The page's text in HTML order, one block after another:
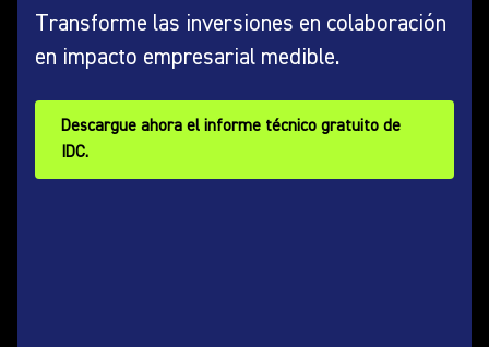
Transforme las inversiones en colaboración
en impacto empresarial medible.
Descargue ahora el informe técnico gratuito de
IDC.